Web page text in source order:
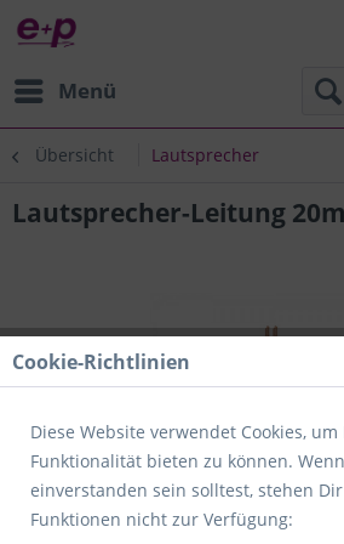
Menü
Übersicht Lautsprecher
Lautsprecher-Leitung 20m
Cookie-Richtlinien
Diese Website verwendet Cookies,
Funktionalität bieten zu können.
einverstanden sein solltest, stehen
Funktionen nicht zur Verfügung: